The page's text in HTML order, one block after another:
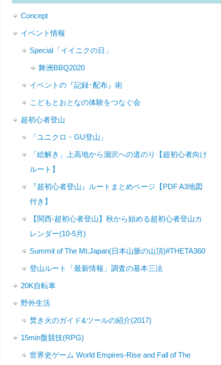
Concept
イベント情報
Special「イイニクの日」
舞洲BBQ2020
イベントの『記録･配布』術
こどもとおとなの体験をつなぐ会
超初心者登山
「ユニクロ・GU登山」
「絵解き」上高地から涸沢への道のり【超初心者向け
ルート】
『超初心者登山』ルートまとめページ【PDF A3地図
付き】
【関西-超初心者登山】秋から始める超初心者登山カ
レンダー(10-5月)
Summit of The Mt.Japan(日本山脈の山頂)#THETA360
登山ルート「最新情報」調査の基本三法
20K自転車
野外生活
焚き火のガイド&ツールの紹介(2017)
15min盤競技(RPG)
世界史ゲーム World Empires-Rise and Fall of The